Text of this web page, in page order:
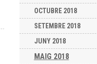
OCTUBRE 2018
SETEMBRE 2018
JUNY 2018
MAIG 2018